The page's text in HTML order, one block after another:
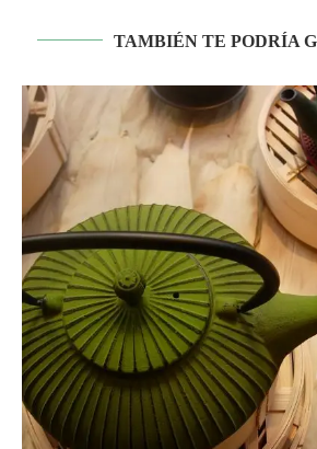
TAMBIÉN TE PODRÍA